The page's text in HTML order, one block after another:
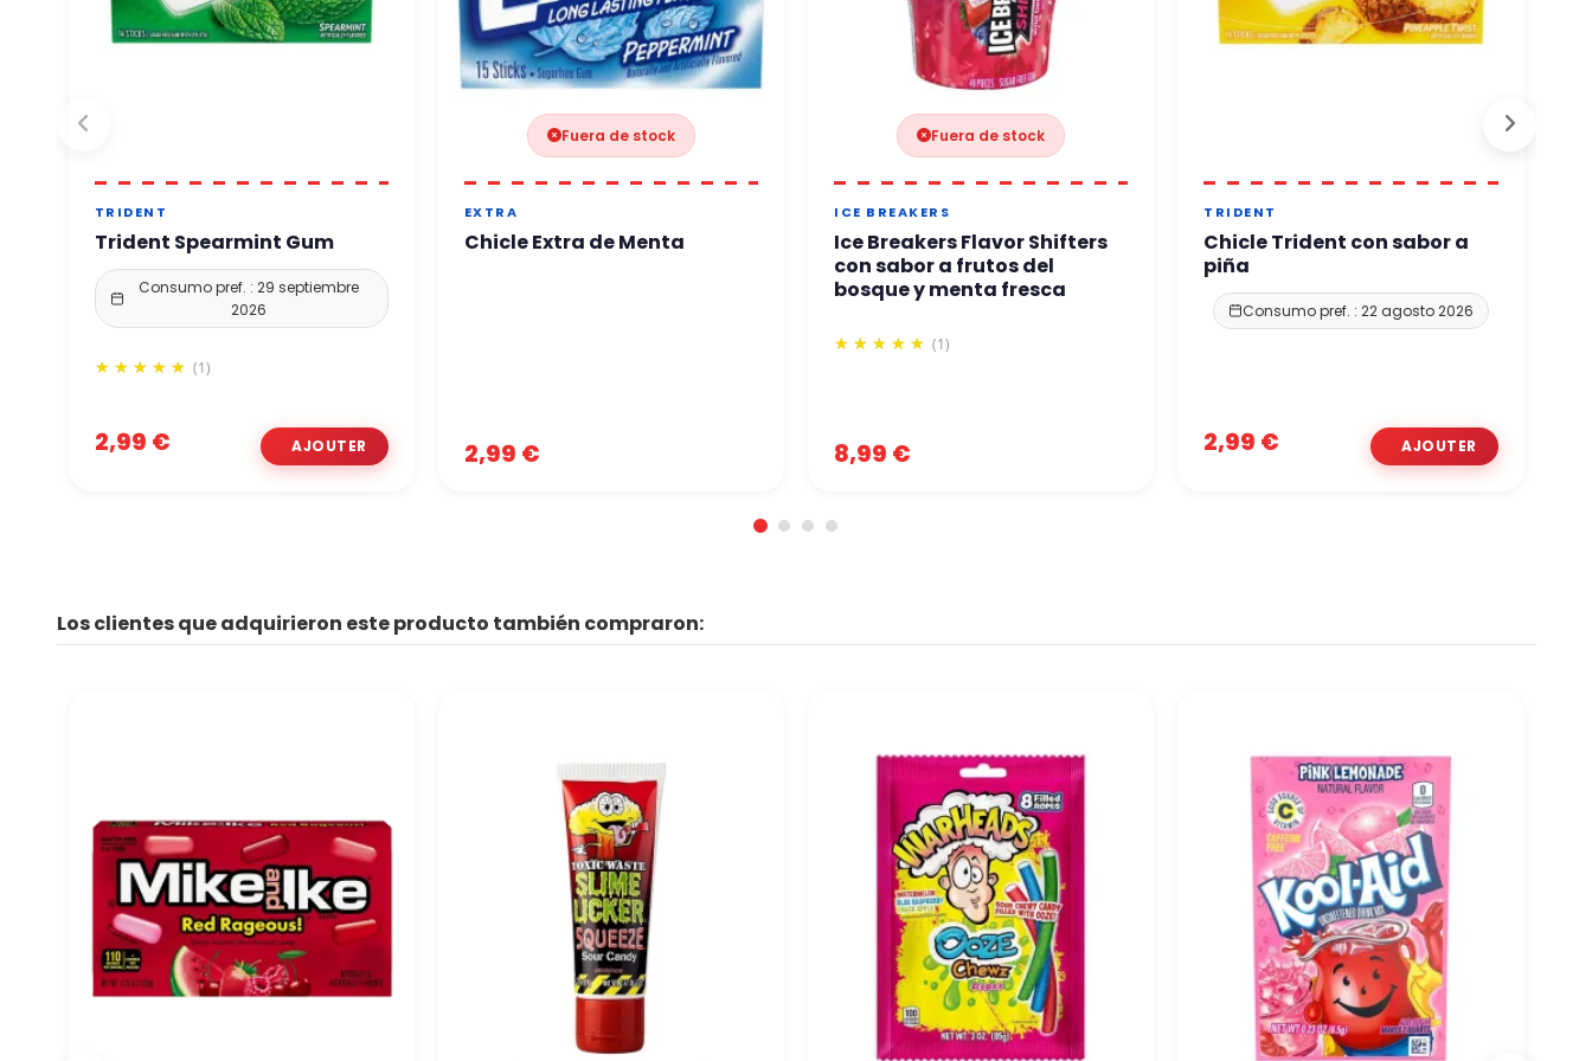
TRIDENT
Trident Spearmint Gum
Consumo pref. : 29 septiembre
2026
(1)
2,99 €
Fuera de stock
EXTRA
Chicle Extra de Menta
2,99 €
Fuera de stock
ICE BREAKERS
Ice Breakers Flavor Shifters
con sabor a frutos del
bosque y menta fresca
(1)
8,99 €
TRIDENT
Chicle Trident con sabor a
piña
Consumo pref. : 22 agosto 2026
2,99 €
Los clientes que adquirieron este producto también compraron: